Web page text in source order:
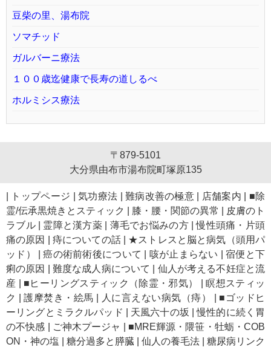
豆柴の里、湯布院
ソマチッド
ガルバーニ療法
１００歳迄健康で長寿の道しるべ
ホルミシス療法
〒879-5101
大分県由布市湯布院町塚原135
トップページ 気功療法 難病改善の極意 店舗案内
■除
霊/伝承黒焼きとスティック
膝・腰・関節の異常
皮膚のト
ラブル| 霊障と漢方薬 薄毛でお悩みの方|慢性頭痛・片頭
痛の原因
痔についての話| ★ストレスと脳と病気（頭用パ
ッド）
|癌の術前術後について 咳が止まらない |宿便と下
痢の原因
難度な成人病について
仙人が考える不妊症と流
産
■ヒーリングスティック（除霊・邪気） |瞑想スティッ
ク
|護摩焚き・絵馬 人に言えない病気（痔）
■ゴッドヒ
ーリングとミラクルパッド
天風六十の坂 |慢性的に続く胃
の不快感
ご神木プージャ
■MRE輝源・隈笹・牡蛎・COB
ON・神の塩
糖分過多と膵臓 仙人の養毛法
糖尿病リンク